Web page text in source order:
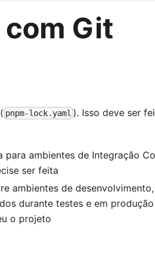
Git
pnpm-lock.yaml ). Isso deve ser
para ambientes de Integração
ser feita
ambientes de
durante testes e em
o projeto